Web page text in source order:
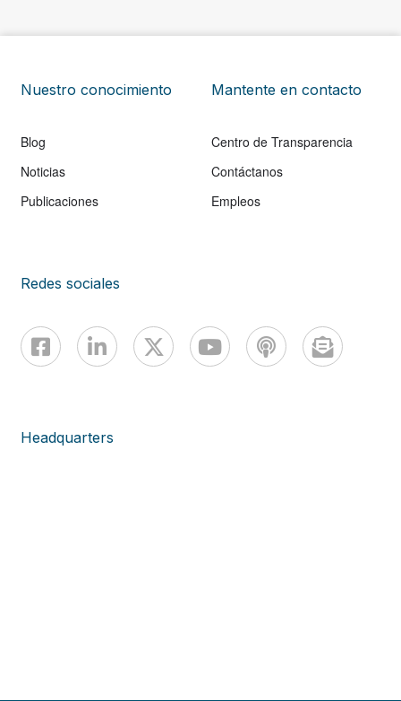
Nuestro conocimiento
Blog
Noticias
Publicaciones
Mantente en contacto
Centro de Transparencia
Contáctanos
Empleos
Redes sociales
Headquarters